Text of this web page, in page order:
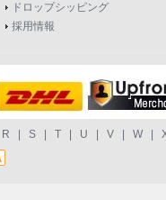
ドロップシッピング
採用情報
R S T U V W